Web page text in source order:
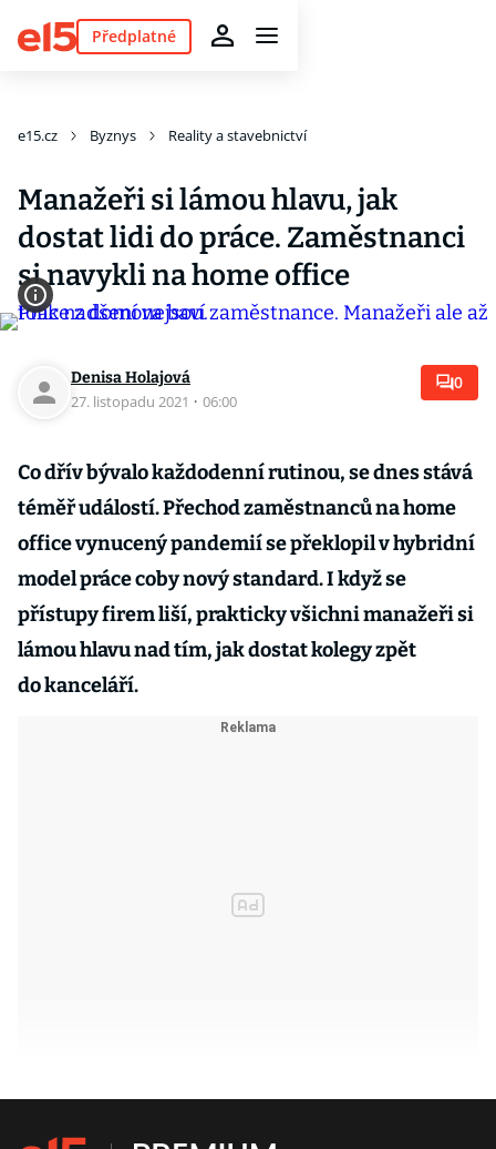
Předplatné
e15.cz Byznys Reality a stavebnictví
Manažeři si lámou hlavu, jak
dostat lidi do práce. Zaměstnanci
si navykli na home office
Denisa Holajová
27. listopadu 2021 · 06:00
0
Co dřív bývalo každodenní rutinou, se dnes stává
téměř událostí. Přechod zaměstnanců na home
office vynucený pandemií se překlopil v hybridní
model práce coby nový standard. I když se
přístupy firem liší, prakticky všichni manažeři si
lámou hlavu nad tím, jak dostat kolegy zpět
do kanceláří.